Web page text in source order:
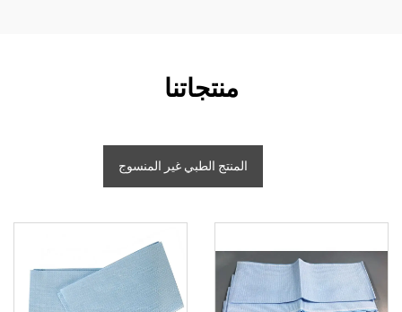
منتجاتنا
المنتج الطبي غير المنسوج